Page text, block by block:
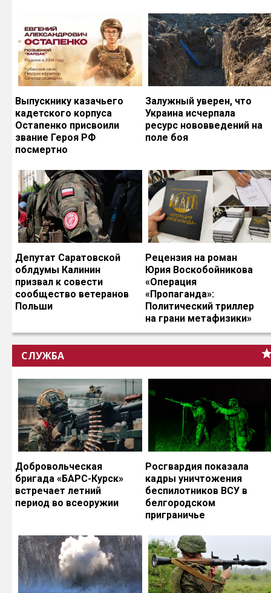
Выпускнику казачьего
кадетского корпуса
Остапенко присвоили
звание Героя РФ
посмертно
Залужный уверен, что
Украина исчерпала
ресурс нововведений на
поле боя
Депутат Саратовской
облдумы Калинин
призвал к совести
сообщество ветеранов
Польши
Рецензия на роман
Юрия Воскобойникова
«Операция
«Пропаганда»:
Политический триллер
на грани метафизики»
СЛУЖБА
Добровольческая
бригада «БАРС-Курск»
встречает летний
период во всеоружии
Росгвардия показала
кадры уничтожения
беспилотников ВСУ в
белгородском
приграничье